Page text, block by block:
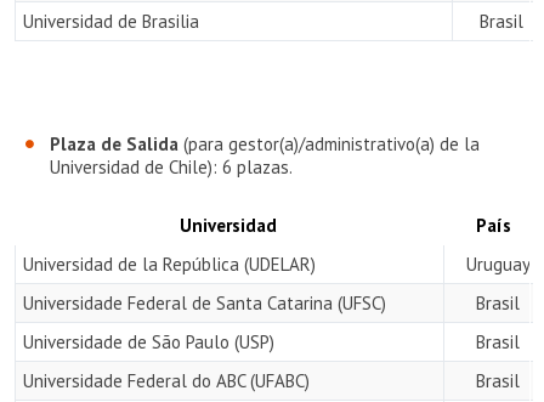
Universidad de Brasilia
Brasil
Plaza de Salida(para gestor(a)/administrativo(a) de la
Universidad de Chile): 6 plazas.
Universidad
País
Universidad de la República (UDELAR)
Uruguay
Universidade Federal de Santa Catarina (UFSC)
Brasil
Universidade de São Paulo (USP)
Brasil
Universidade Federal do ABC (UFABC)
Brasil